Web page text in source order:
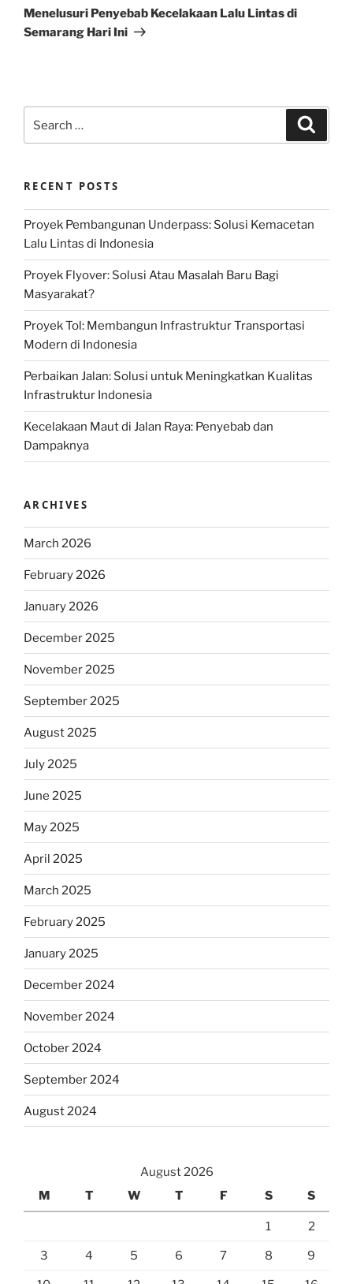
Post
Menelusuri Penyebab Kecelakaan Lalu Lintas di
Semarang Hari Ini
for:
RECENT POSTS
Proyek Pembangunan Underpass: Solusi Kemacetan
Lalu Lintas di Indonesia
Proyek Flyover: Solusi Atau Masalah Baru Bagi
Masyarakat?
Proyek Tol: Membangun Infrastruktur Transportasi
Modern di Indonesia
Perbaikan Jalan: Solusi untuk Meningkatkan Kualitas
Infrastruktur Indonesia
Kecelakaan Maut di Jalan Raya: Penyebab dan
Dampaknya
ARCHIVES
March 2026
February 2026
January 2026
December 2025
November 2025
September 2025
August 2025
July 2025
June 2025
May 2025
April 2025
March 2025
February 2025
January 2025
December 2024
November 2024
October 2024
September 2024
August 2024
August 2026
M
T W T F S S
1 2
3 4 5 6 7 8 9